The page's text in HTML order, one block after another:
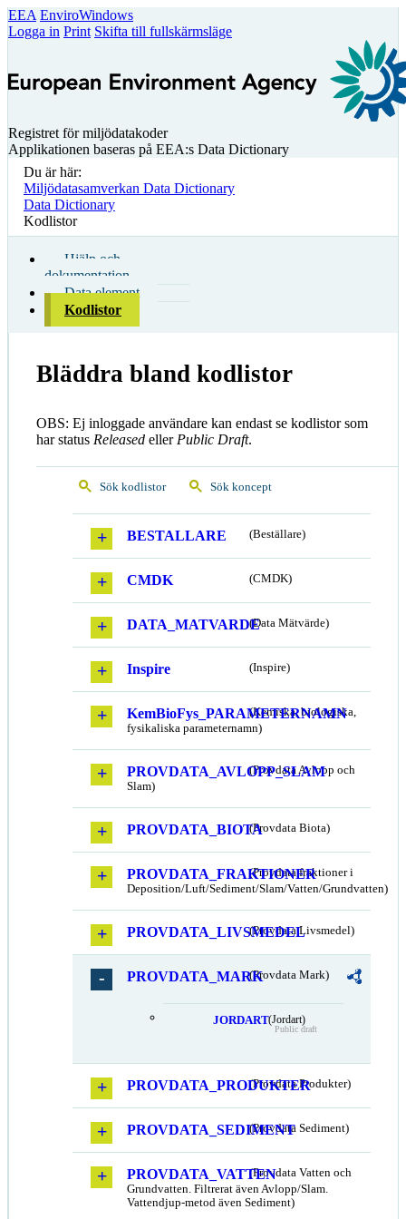
EEA EnviroWindows
Logga in Print Skifta till fullskärmsläge
Registret för miljödatakoder
Applikationen baseras på EEA:s Data Dictionary
Du är här:
Miljödatasamverkan Data Dictionary
Data Dictionary
Kodlistor
Hjälp och
dokumentation
Data element
Kodlistor
Bläddra bland kodlistor
OBS: Ej inloggade användare kan endast se kodlistor som
har status Released eller Public Draft.
Sök kodlistor Sök koncept
BESTALLARE (Beställare)
CMDK (CMDK)
DATA_MATVARDE(Data Mätvärde)
Inspire (Inspire)
KemBioFys_PARAMETERNAMN
(Kemiska, biologiska,
fysikaliska parameternamn)
PROVDATA_AVLOPP_SLAM
(Provdata Avlopp och
Slam)
PROVDATA_BIOTA(Provdata Biota)
PROVDATA_FRAKTIONER
(Provdata fraktioner i
Deposition/Luft/Sediment/Slam/Vatten/Grundvatten)
PROVDATA_LIVSMEDEL
(Provdata Livsmedel)
PROVDATA_MARK(Provdata Mark)
JORDART(Jordart)
Public draft
PROVDATA_PRODUKTER
(Provdata Produkter)
PROVDATA_SEDIMENT(Provdata Sediment)
PROVDATA_VATTEN(Provdata Vatten och
Grundvatten. Filtrerat även Avlopp/Slam.
Vattendjup-metod även Sediment)